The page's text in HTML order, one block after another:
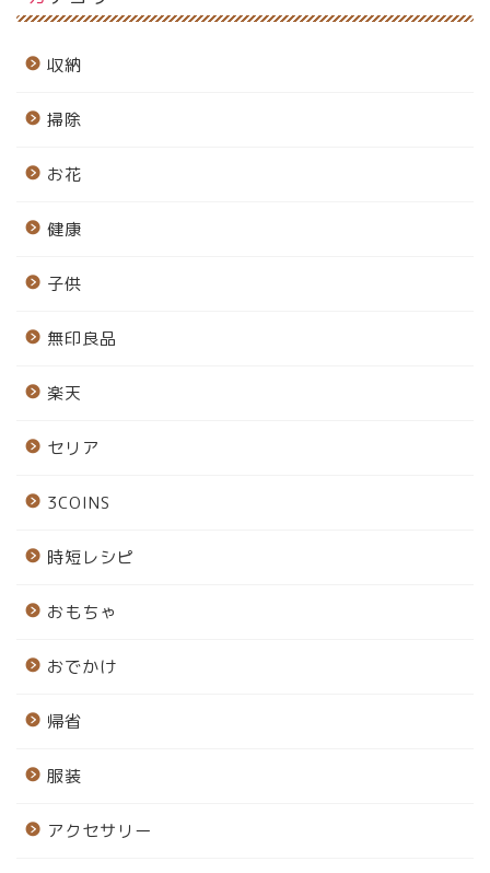
収納
掃除
お花
健康
子供
無印良品
楽天
セリア
3COINS
時短レシピ
おもちゃ
おでかけ
帰省
服装
アクセサリー